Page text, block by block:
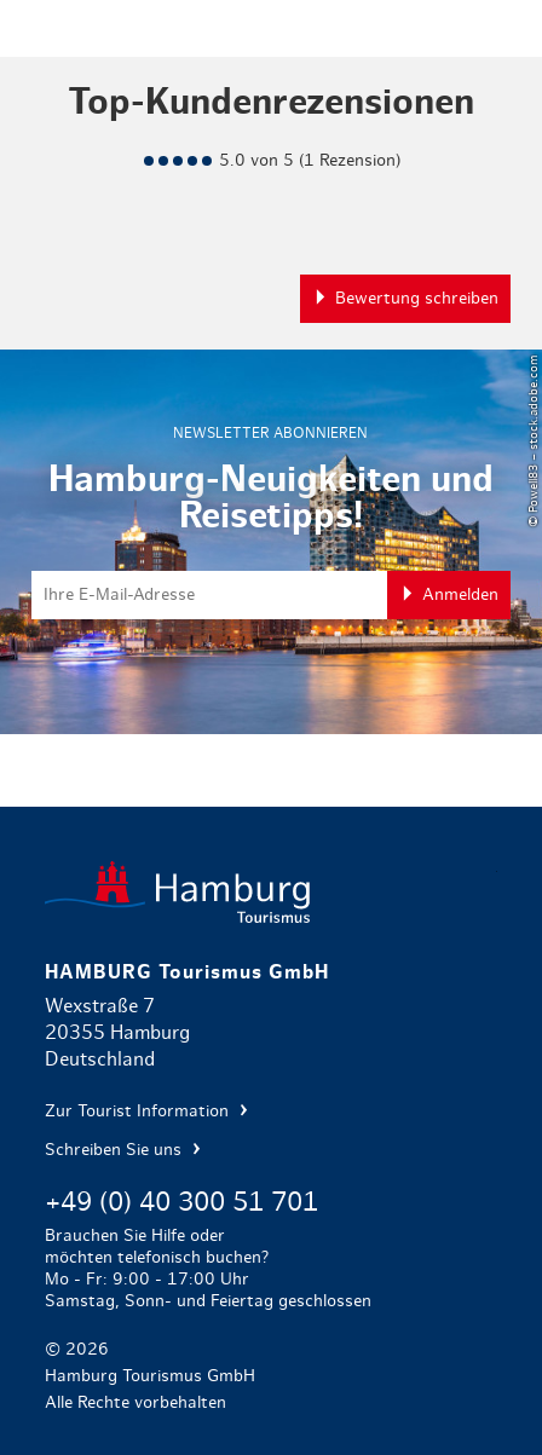
Top-Kundenrezensionen
5.0 von 5 (1 Rezension)
Bewertung schreiben
NEWSLETTER ABONNIEREN
Hamburg-Neuigkeiten und
Reisetipps!
Anmelden
© Powell83 – stock.adobe.com
HAMBURG Tourismus GmbH
Wexstraße 7
20355 Hamburg
Deutschland
Zur Tourist Information
Schreiben Sie uns
+49 (0) 40 300 51 701
Brauchen Sie Hilfe oder
möchten telefonisch buchen?
Mo - Fr: 9:00 - 17:00 Uhr
Samstag, Sonn- und Feiertag geschlossen
© 2026
Hamburg Tourismus GmbH
Alle Rechte vorbehalten